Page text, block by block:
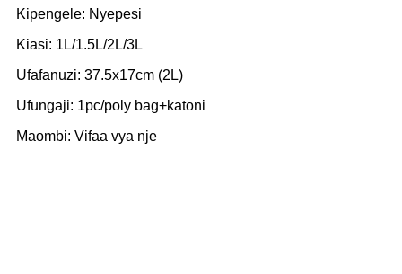
Kipengele: Nyepesi
Kiasi: 1L/1.5L/2L/3L
Ufafanuzi: 37.5x17cm (2L)
Ufungaji: 1pc/poly bag+katoni
Maombi: Vifaa vya nje